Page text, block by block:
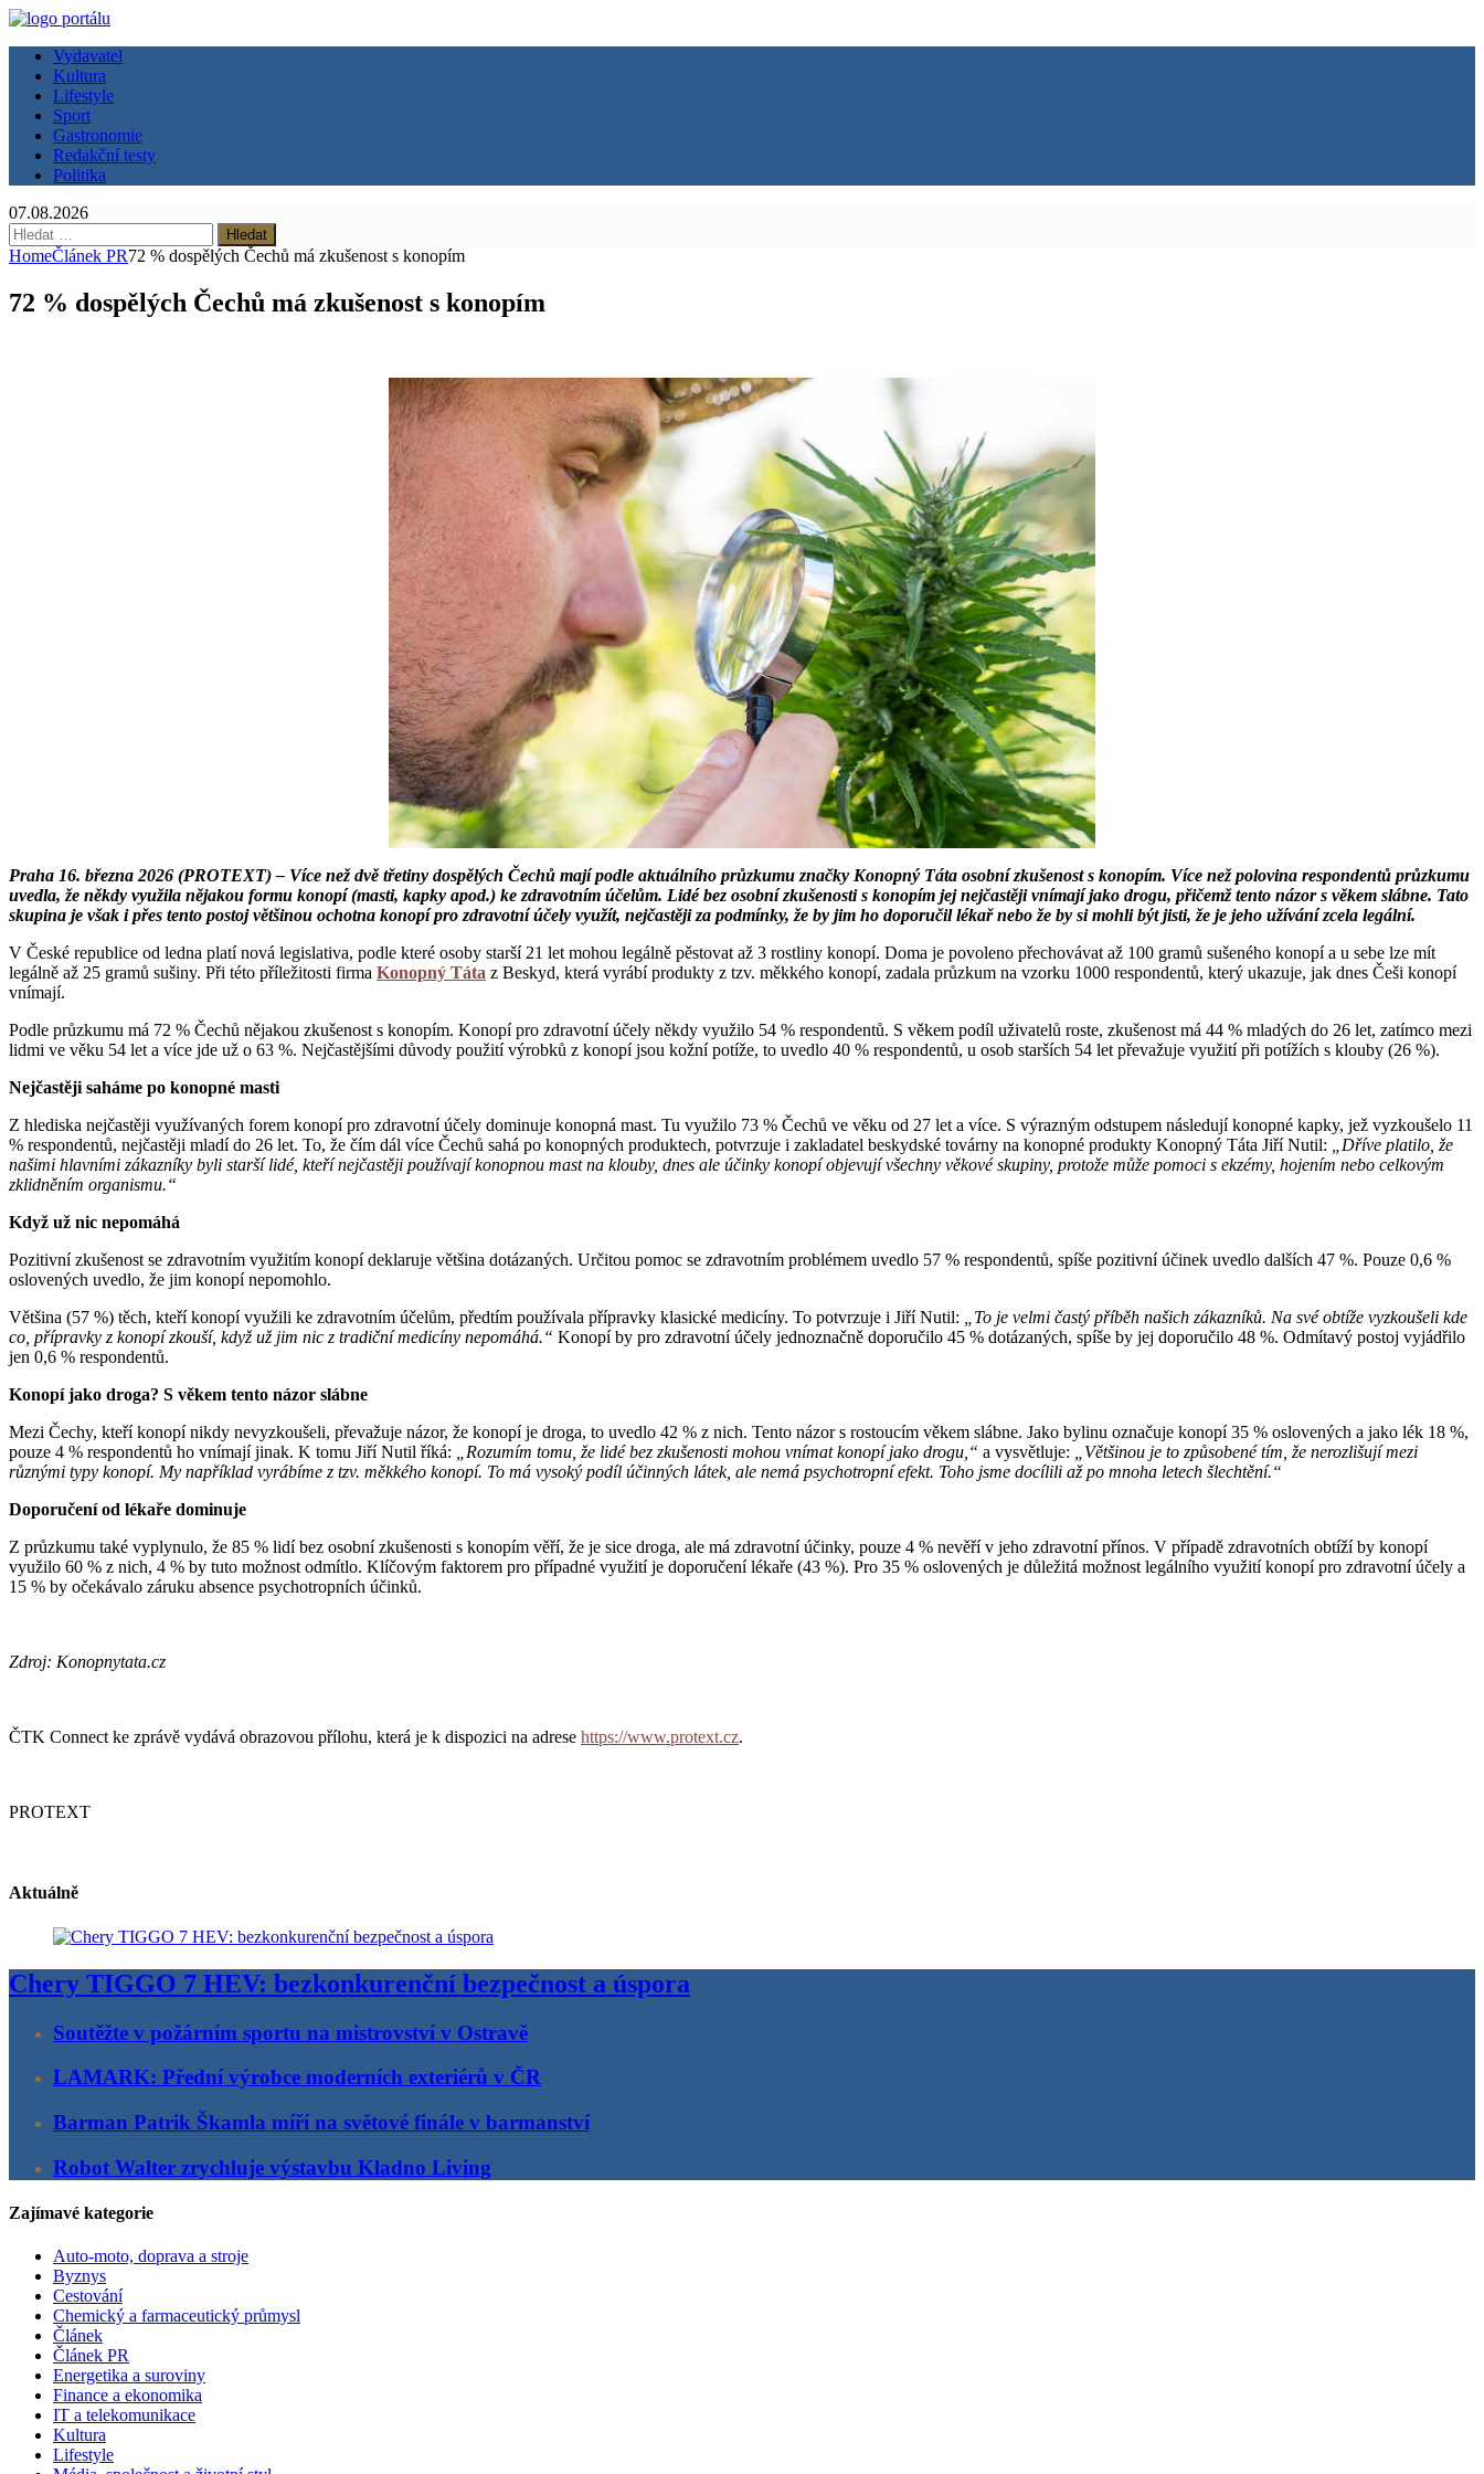
Vydavatel
Kultura
Lifestyle
Sport
Gastronomie
Redakční testy
Politika
07.08.2026
Vyhledávání
HomeČlánek PR72 % dospělých Čechů má zkušenost s konopím
72 % dospělých Čechů má zkušenost s konopím
Praha 16. března 2026 (PROTEXT) – Více než dvě třetiny dospělých Čechů mají podle aktuálního průzkumu značky Konopný Táta osobní zkušenost s konopím. Více než polovina respondentů průzkumu
uvedla, že někdy využila nějakou formu konopí (masti, kapky apod.) ke zdravotním účelům. Lidé bez osobní zkušenosti s konopím jej nejčastěji vnímají jako drogu, přičemž tento názor s věkem slábne. Tato
skupina je však i přes tento postoj většinou ochotna konopí pro zdravotní účely využít, nejčastěji za podmínky, že by jim ho doporučil lékař nebo že by si mohli být jisti, že je jeho užívání zcela legální.
V České republice od ledna platí nová legislativa, podle které osoby starší 21 let mohou legálně pěstovat až 3 rostliny konopí. Doma je povoleno přechovávat až 100 gramů sušeného konopí a u sebe lze mít
legálně až 25 gramů sušiny. Při této příležitosti firma Konopný Táta z Beskyd, která vyrábí produkty z tzv. měkkého konopí, zadala průzkum na vzorku 1000 respondentů, který ukazuje, jak dnes Češi konopí
vnímají.
Podle průzkumu má 72 % Čechů nějakou zkušenost s konopím. Konopí pro zdravotní účely někdy využilo 54 % respondentů. S věkem podíl uživatelů roste, zkušenost má 44 % mladých do 26 let, zatímco mezi
lidmi ve věku 54 let a více jde už o 63 %. Nejčastějšími důvody použití výrobků z konopí jsou kožní potíže, to uvedlo 40 % respondentů, u osob starších 54 let převažuje využití při potížích s klouby (26 %).
Nejčastěji saháme po konopné masti
Z hlediska nejčastěji využívaných forem konopí pro zdravotní účely dominuje konopná mast. Tu využilo 73 % Čechů ve věku od 27 let a více. S výrazným odstupem následují konopné kapky, jež vyzkoušelo 11
% respondentů, nejčastěji mladí do 26 let. To, že čím dál více Čechů sahá po konopných produktech, potvrzuje i zakladatel beskydské továrny na konopné produkty Konopný Táta Jiří Nutil:
„Dříve platilo, že
našimi hlavními zákazníky byli starší lidé, kteří nejčastěji používají konopnou mast na klouby, dnes ale účinky konopí objevují všechny věkové skupiny, protože může pomoci s ekzémy, hojením nebo celkovým
zklidněním organismu.“
Když už nic nepomáhá
Pozitivní zkušenost se zdravotním využitím konopí deklaruje většina dotázaných. Určitou pomoc se zdravotním problémem uvedlo 57 % respondentů, spíše pozitivní účinek uvedlo dalších 47 %. Pouze 0,6 %
oslovených uvedlo, že jim konopí nepomohlo.
Většina (57 %) těch, kteří konopí využili ke zdravotním účelům, předtím používala přípravky klasické medicíny. To potvrzuje i Jiří Nutil:
„To je velmi častý příběh našich zákazníků. Na své obtíže vyzkoušeli kde
co, přípravky z konopí zkouší, když už jim nic z tradiční medicíny nepomáhá.“ Konopí by pro zdravotní účely jednoznačně doporučilo 45 % dotázaných, spíše by jej doporučilo 48 %. Odmítavý postoj vyjádřilo
jen 0,6 % respondentů.
Konopí jako droga? S věkem tento názor slábne
Mezi Čechy, kteří konopí nikdy nevyzkoušeli, převažuje názor, že konopí je droga, to uvedlo 42 % z nich. Tento názor s rostoucím věkem slábne. Jako bylinu označuje konopí 35 % oslovených a jako lék 18 %,
pouze 4 % respondentů ho vnímají jinak. K tomu Jiří Nutil říká:
„Rozumím tomu, že lidé bez zkušenosti mohou vnímat konopí jako drogu,“ a vysvětluje:
„Většinou je to způsobené tím, že nerozlišují mezi
různými typy konopí. My například vyrábíme z tzv. měkkého konopí. To má vysoký podíl účinných látek, ale nemá psychotropní efekt. Toho jsme docílili až po mnoha letech šlechtění.“
Doporučení od lékaře dominuje
Z průzkumu také vyplynulo, že 85 % lidí bez osobní zkušenosti s konopím věří, že je sice droga, ale má zdravotní účinky, pouze 4 % nevěří v jeho zdravotní přínos. V případě zdravotních obtíží by konopí
využilo 60 % z nich, 4 % by tuto možnost odmítlo. Klíčovým faktorem pro případné využití je doporučení lékaře (43 %). Pro 35 % oslovených je důležitá možnost legálního využití konopí pro zdravotní účely a
15 % by očekávalo záruku absence psychotropních účinků.
Zdroj: Konopnytata.cz
ČTK Connect ke zprávě vydává obrazovou přílohu, která je k dispozici na adrese https://www.protext.cz.
PROTEXT
Aktuálně
Chery TIGGO 7 HEV: bezkonkurenční bezpečnost a úspora
Soutěžte v požárním sportu na mistrovství v Ostravě
LAMARK: Přední výrobce moderních exteriérů v ČR
Barman Patrik Škamla míří na světové finále v barmanství
Robot Walter zrychluje výstavbu Kladno Living
Zajímavé kategorie
Auto-moto, doprava a stroje
Byznys
Cestování
Chemický a farmaceutický průmysl
Článek
Článek PR
Energetika a suroviny
Finance a ekonomika
IT a telekomunikace
Kultura
Lifestyle